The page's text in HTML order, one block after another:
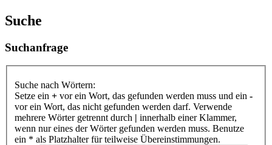
Suche
Suchanfrage
Suche nach Wörtern:
Setze ein + vor ein Wort, das gefunden werden muss und ein -
vor ein Wort, das nicht gefunden werden darf. Verwende
mehrere Wörter getrennt durch | innerhalb einer Klammer,
wenn nur eines der Wörter gefunden werden muss. Benutze
ein * als Platzhalter für teilweise Übereinstimmungen.